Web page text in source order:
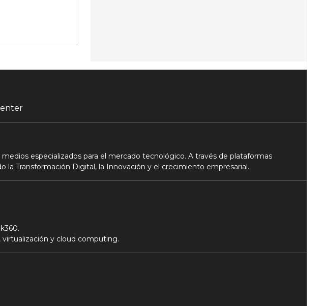
especializados para el mercado tecnológico. A través de plataformas
Transformación Digital, la Innovación y el crecimiento empresarial.
virtualización y cloud computing.